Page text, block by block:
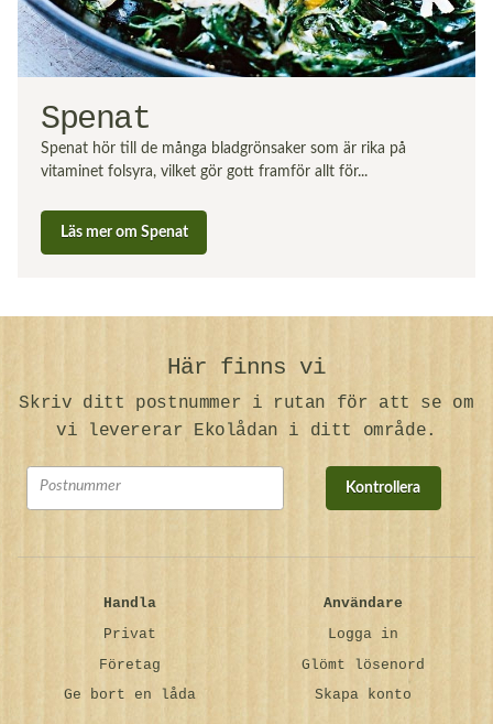
Spenat
Spenat hör till de många bladgrönsaker som är rika på
vitaminet folsyra, vilket gör gott framför allt för...
Läs mer om Spenat
Här finns vi
Skriv ditt postnummer i rutan för att se om
vi levererar Ekolådan i ditt område.
Kontrollera
Handla
Privat
Företag
Ge bort en låda
Användare
Logga in
Glömt lösenord
Skapa konto